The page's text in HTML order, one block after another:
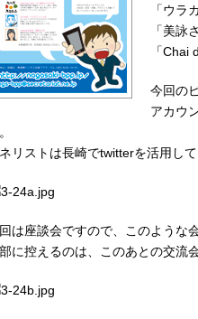
「ウラ
「美詠
「Chai
今回の
アカウ
リストは長崎でtwitterを活用し
は座談会ですので、このような会
に控えるのは、このあとの交流